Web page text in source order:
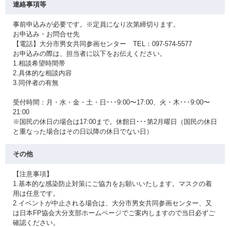
連絡事項等
事前申込みが必要です。※定員になり次第締切ります。
お申込み・お問合せ先
【電話】大分市男女共同参画センター TEL：097-574-5577
お申込みの際は、担当者に以下をお伝えください。
1.相談希望時間帯
2.具体的な相談内容
3.同伴者の有無
受付時間：月・水・金・土・日･･･9:00〜17:00、火・木･･･9:00〜
21:00
※国民の休日の場合は17:00まで。休館日･･･第2月曜日（国民の休日
と重なった場合はその日以降の休日でない日）
その他
【注意事項】
1.基本的な感染防止対策にご協力をお願いいたします。マスクの着
用は任意です。
2.イベントが中止される場合は、大分市男女共同参画センター、又
は日本FP協会大分支部ホームページでご案内しますので当日必ずご
確認ください。